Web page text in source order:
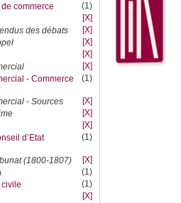
commerce
(1)
[X]
des débats
[X]
[X]
[X]
[X]
- Commerce
(1)
- Sources
[X]
[X]
[X]
d’Etat
(1)
(1800-1807)
[X]
(1)
(1)
[X]